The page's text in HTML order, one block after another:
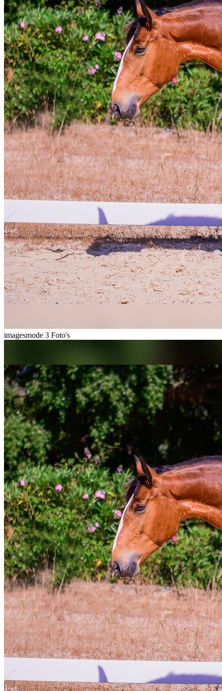
imagesmode 3 Foto's